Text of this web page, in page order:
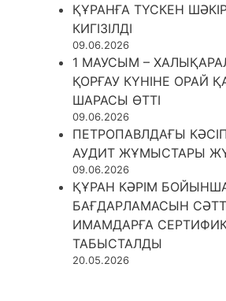
ҚҰРАНҒА ТҮСКЕН
КИГІЗІЛДІ
09.06.2026
1 МАУСЫМ –
ҚОРҒАУ КҮНІНЕ ОРАЙ
ШАРАСЫ ӨТТІ
09.06.2026
ПЕТРОПАВЛДАҒЫ
АУДИТ ЖҰМЫСТАРЫ
09.06.2026
ҚҰРАН КӘРІМ
БАҒДАРЛАМАСЫН
ИМАМДАРҒА
ТАБЫСТАЛДЫ
20.05.2026